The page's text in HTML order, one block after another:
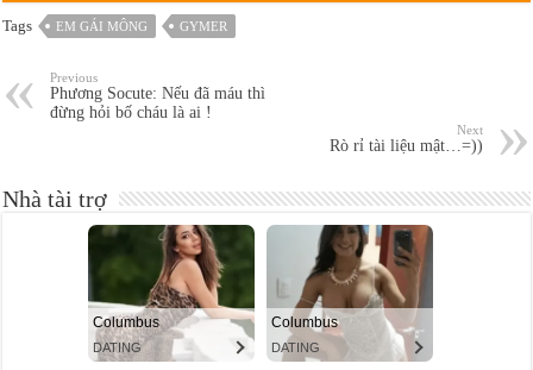
Tags EM GÁI MÔNG GYMER
Previous
Phương Socute: Nếu đã máu thì
đừng hỏi bố cháu là ai !
Next
Rò rỉ tài liệu mật…=))
Nhà tài trợ